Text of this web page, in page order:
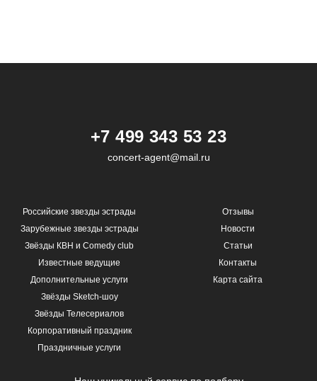
+7 499 343 53 23
concert-agent@mail.ru
Российские звезды эстрады
Зарубежные звезды эстрады
Звёзды КВН и Comedy club
Известные ведущие
Дополнительные услуги
Звёзды Sketch-шоу
Звёзды Телесериалов
Корпоративный праздник
Праздничные услуги
Отзывы
Новости
Статьи
Контакты
Карта сайта